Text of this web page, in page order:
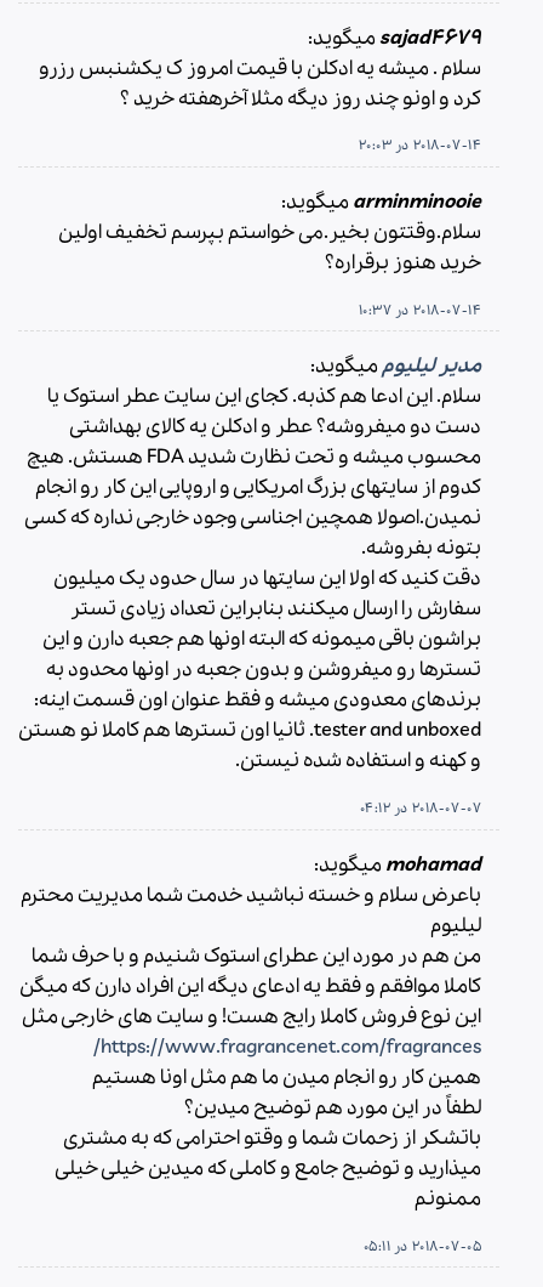
sajad4679میگوید:
سلام . میشه یه ادکلن با قیمت امروز ک یکشنبس رزرو
کرد و اونو چند روز دیگه مثلا آخرهفته خرید ؟
2018-07-14 در 20:03
arminminooie میگوید:
سلام.وقتتون بخیر.می خواستم بپرسم تخفیف اولین
خرید هنوز برقراره؟
2018-07-14 در 10:37
مدیر لیلیوممیگوید:
سلام. این ادعا هم کذبه. کجای این سایت عطر استوک یا
دست دو میفروشه؟ عطر و ادکلن یه کالای بهداشتی
محسوب میشه و تحت نظارت شدید FDA هستش. هیچ
کدوم از سایتهای بزرگ امریکایی و اروپایی این کار رو انجام
نمیدن.اصولا همچین اجناسی وجود خارجی نداره که کسی
بتونه بفروشه.
دقت کنید که اولا این سایتها در سال حدود یک میلیون
سفارش را ارسال میکنند بنابراین تعداد زیادی تستر
براشون باقی میمونه که البته اونها هم جعبه دارن و این
تسترها رو میفروشن و بدون جعبه در اونها محدود به
برندهای معدودی میشه و فقط عنوان اون قسمت اینه:
tester and unboxed. ثانیا اون تسترها هم کاملا نو هستن
و کهنه و استفاده شده نیستن.
2018-07-07 در 04:12
mohamad میگوید:
باعرض سلام و خسته نباشید خدمت شما مدیریت محترم
لیلیوم
من هم در مورد این عطرای استوک شنیدم و با حرف شما
کاملا موافقم و فقط یه ادعای دیگه این افراد دارن که میگن
این نوع فروش کاملا رایج هست! و سایت های خارجی مثل
https://www.fragrancenet.com/fragrances/
همین کار رو انجام میدن ما هم مثل اونا هستیم
لطفاً در این مورد هم توضیح میدین؟
باتشکر از زحمات شما و وقتو احترامی که به مشتری
میذارید و توضیح جامع و کاملی که میدین خیلی خیلی
ممنونم
2018-07-05 در 05:11